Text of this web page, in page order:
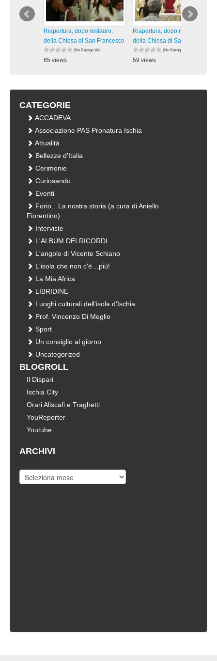
Riapertura, dopo restauro,
della Chiesa di San Francesco
(No Ratings Yet)
65 views
Riapertura, dopo restauro,
della Chiesa di San Francesco
(No Ratings Yet)
59 views
CATEGORIE
ACCADEVA …
Associazione PAS Pronatura Ischia
Attualità
Bellezze d'Italia
Cerimonie
Curiosando
Eventi
Forio…La nostra storia (a cura di Aniello
Fiorentino)
Interviste
L'ALBUM DEI RICORDI
L'angolo di Vicente Schiano
L'isola che non c'è…più!
La Mia Africa
LIBRIDINE
Luoghi culturali dell'isola d'Ischia
Prof. Vincenzo Di Meglio
Sport
Un consiglio al giorno
Uncategorized
BLOGROLL
Il Dispari
Ischia City
Orari Aliscafi e Traghetti
YouReporter
Youtube
ARCHIVI